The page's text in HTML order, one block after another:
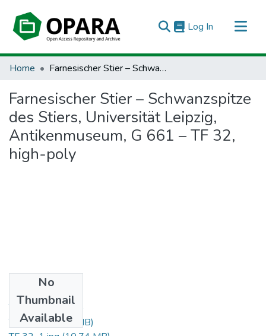
Log In (current)
All of OPARA
Home Farnesischer Stier – Schwanzspitze des Stiers, Universität Leipzig, Antikenmuseum, G 661 – TF 32, high-poly
Farnesischer Stier – Schwanzspitze
des Stiers, Universität Leipzig,
Antikenmuseum, G 661 – TF 32,
high-poly
No
Thumbnail
Available
TF 32.mtl(219 B)
TF 32.obj(5.05 MB)